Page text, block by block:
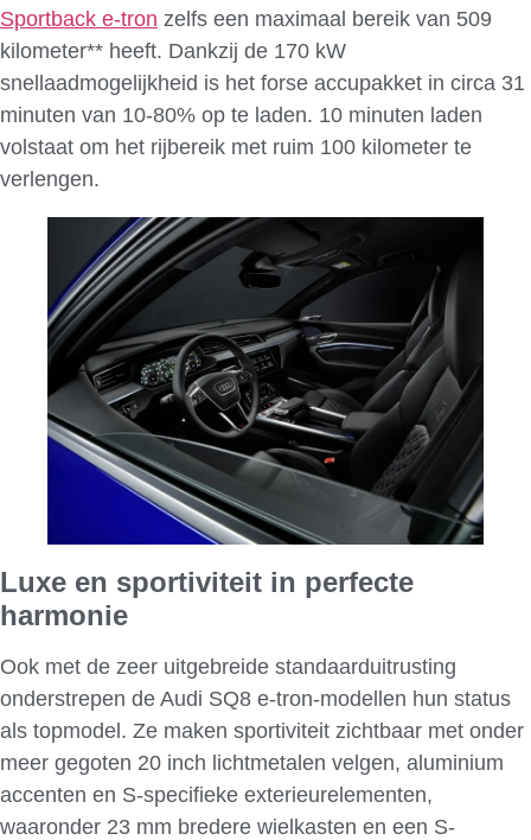
Sportback e-tron zelfs een maximaal bereik van 509
kilometer** heeft. Dankzij de 170 kW
snellaadmogelijkheid is het forse accupakket in circa 31
minuten van 10-80% op te laden. 10 minuten laden
volstaat om het rijbereik met ruim 100 kilometer te
verlengen.
Luxe en sportiviteit in perfecte
harmonie
Ook met de zeer uitgebreide standaarduitrusting
onderstrepen de Audi SQ8 e-tron-modellen hun status
als topmodel. Ze maken sportiviteit zichtbaar met onder
meer gegoten 20 inch lichtmetalen velgen, aluminium
accenten en S-specifieke exterieurelementen,
waaronder 23 mm bredere wielkasten en een S-